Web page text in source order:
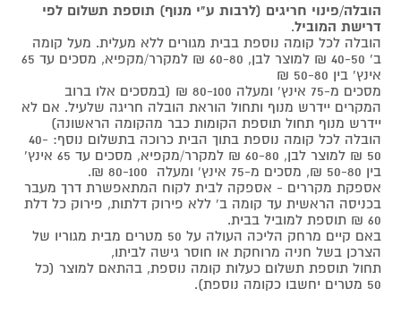
הובלה/פינוי חריגים (לרבות ע"י מנוף) תוספת תשלום לפי
דרישת המוביל.
הובלה לכל קומה נוספת בבית מגורים ללא מעלית. מעל קומה
ב' 40-50 ₪ למוצר לבן, 60-80 ₪ למקרר/מקפיא, מסכים עד 65
אינץ' בין 50-80 ₪
מסכים מ-75 אינץ' ומעלה 80-100 ₪ (במסכים אלו ברוב
המקרים יידרש מנוף ותחול הוראת הובלה חריגה שלעיל. אם לא
יידרש מנוף תחול תוספת הקומות כבר מהקומה הראשונה)
הובלה לכל קומה נוספת בתוך הבית כרוכה בתשלום נוסף: 40-
50 ₪ למוצר לבן, 60-80 ₪ למקרר/מקפיא, מסכים עד 65 אינץ'
בין 50-80 ₪, מסכים מ-75 אינץ' ומעלה 80-100 ₪.
אספקת מקררים - אספקה לבית לקוח המתאפשרת דרך מעבר
בכניסה הראשית עד קומה ב' ללא פירוק דלתות, פירוק כל דלת
60 ₪ תוספת למוביל בבית.
באם קיים מרחק הליכה העולה על 50 מטרים מבית מגוריו של
הצרכן בשל חניה מרוחקת או חוסר גישה לביתו,
תחול תוספת תשלום כעלות קומה נוספת, בהתאם למוצר (כל
50 מטרים יחשבו כקומה נוספת).